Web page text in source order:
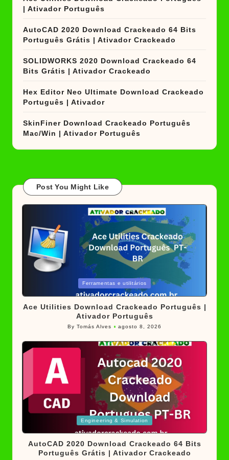
| Ativador Português
AutoCAD 2020 Download Crackeado 64 Bits
Português Grátis | Ativador Crackeado
SOLIDWORKS 2020 Download Crackeado 64
Bits Grátis | Ativador Crackeado
Hex Editor Neo Ultimate Download Crackeado
Português | Ativador
SkinFiner Download Crackeado Português
Mac/Win | Ativador Português
Post You Might Like
Ferramentas e utilitários
Ace Utilities Download Crackeado Português |
Ativador Português
Posted
ByTomás Alves agosto 8, 2026
Engineering & Simulation
AutoCAD 2020 Download Crackeado 64 Bits
Português Grátis | Ativador Crackeado